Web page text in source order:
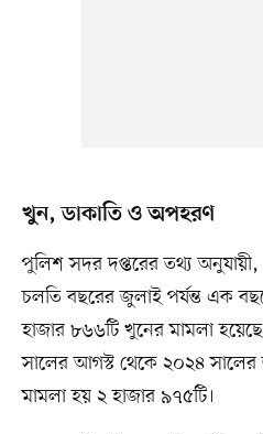
খুন, ডাকাতি ও অপহরণ
পুলিশ সদর দপ্তরের তথ্য
চলতি বছরের জুলাই পর্যন্ত এক
হাজার ৮৬৬টি খুনের মামলা
সালের আগস্ট থেকে ২০২৪ সালের
মামলা হয় ২ হাজার ৯৭৫টি।